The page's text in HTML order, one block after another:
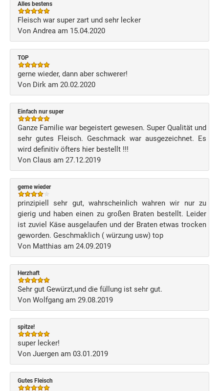
Alles bestens
Fleisch war super zart und sehr lecker
Von Andrea am 15.04.2020
TOP
gerne wieder, dann aber schwerer!
Von Dirk am 20.02.2020
Einfach nur super
Ganze Familie war begeistert gewesen. Super Qualität und
sehr gutes Fleisch. Geschmack war ausgezeichnet. Es
wird definitiv öfters hier bestellt !!!
Von Claus am 27.12.2019
gerne wieder
prinzipiell sehr gut, wahrscheinlich wahren wir nur zu
gierig und haben einen zu großen Braten bestellt. Leider
ist zuviel Käse ausgelaufen und der Braten etwas trocken
geworden. Geschmaklich ( würzung usw) top
Von Matthias am 24.09.2019
Herzhaft
Sehr gut Gewürzt,und die füllung ist sehr gut.
Von Wolfgang am 29.08.2019
spitze!
super lecker!
Von Juergen am 03.01.2019
Gutes Fleisch